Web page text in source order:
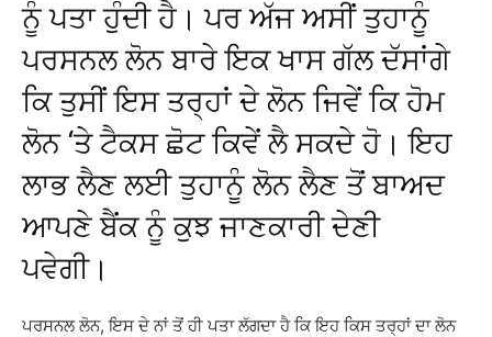
ਨੂੰ ਪਤਾ ਹੁੰਦੀ ਹੈ। ਪਰ ਅੱਜ ਅਸੀਂ ਤੁਹਾਨੂੰ
ਪਰਸਨਲ ਲੋਨ ਬਾਰੇ ਇਕ ਖਾਸ ਗੱਲ ਦੱਸਾਂਗੇ
ਕਿ ਤੁਸੀਂ ਇਸ ਤਰ੍ਹਾਂ ਦੇ ਲੋਨ ਜਿਵੇਂ ਕਿ ਹੋਮ
ਲੋਨ ‘ਤੇ ਟੈਕਸ ਛੋਟ ਕਿਵੇਂ ਲੈ ਸਕਦੇ ਹੋ। ਇਹ
ਲਾਭ ਲੈਣ ਲਈ ਤੁਹਾਨੂੰ ਲੋਨ ਲੈਣ ਤੋਂ ਬਾਅਦ
ਆਪਣੇ ਬੈਂਕ ਨੂੰ ਕੁਝ ਜਾਣਕਾਰੀ ਦੇਣੀ
ਪਵੇਗੀ।
ਪਰਸਨਲ ਲੋਨ, ਇਸ ਦੇ ਨਾਂ ਤੋਂ ਹੀ ਪਤਾ ਲੱਗਦਾ ਹੈ ਕਿ ਇਹ ਕਿਸ ਤਰ੍ਹਾਂ ਦਾ ਲੋਨ